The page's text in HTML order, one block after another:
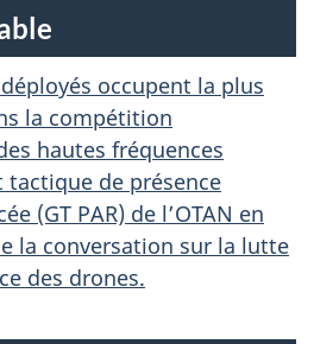
occupent la plus
la compétition
hautes fréquences
tactique de présence
(GT PAR) de l’OTAN en
la conversation sur la lutte
des drones.